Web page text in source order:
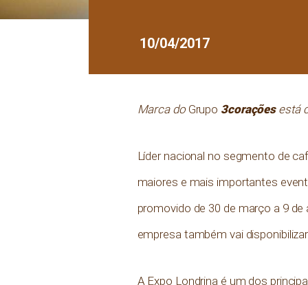
10/04/2017
Marca doGrupo 3corações está
Líder nacional no segmento de
maiores e mais importantes
promovido de 30 de março a 9
empresa também vai
A Expo Londrina é um dos